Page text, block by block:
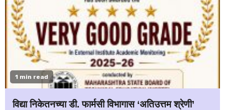
1 min read
विद्या निकेतनच्या डी. फार्मसी विभागास ‘अतिउत्तम श्रेणी’